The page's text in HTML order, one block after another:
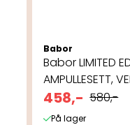
Babor
Babor LIMITED
AMPULLESETT,
458,- 580,-
På lager